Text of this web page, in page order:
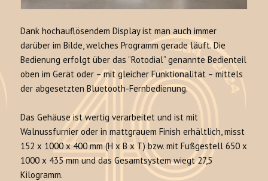
Dank hochauflösendem Display ist man auch immer
darüber im Bilde, welches Programm gerade läuft. Die
Bedienung erfolgt über das “Rotodial” genannte Bedienteil
oben im Gerät oder – mit gleicher Funktionalität – mittels
der abgesetzten Bluetooth-Fernbedienung.
Das Gehäuse ist wertig verarbeitet und ist mit
Walnussfurnier oder in mattgrauem Finish erhältlich, misst
152 x 1000 x 400 mm (H x B x T) bzw. mit Fußgestell 650 x
1000 x 435 mm und das Gesamtsystem wiegt 27,5
Kilogramm.